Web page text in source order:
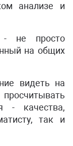
анализе и
- не просто
на общих
видеть на
- качества,
так и